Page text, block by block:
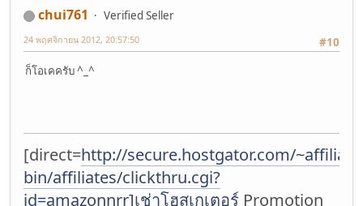
chui761
Verified Seller
#10
24 พฤศจิกายน 2012, 20:57:50
ก็โอเคครับ ^_^
[direct=http://secure.hostgator.com/~affiliat/
bin/affiliates/clickthru.cgi?
id=amazonnrr]เช่าโฮสเกเตอร์ Promotion